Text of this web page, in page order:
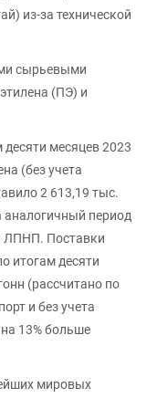
из-за технической
сырьевыми
(ПЭ) и
десяти месяцев 2023
(без учета
2 613,19 тыс.
аналогичный период
ЛПНП. Поставки
итогам десяти
(рассчитано по
и без учета
13% больше
мировых